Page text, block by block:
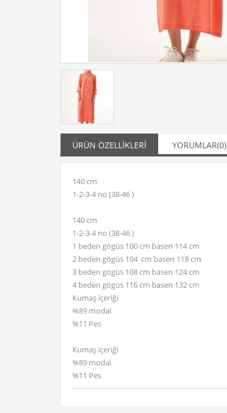
ÜRÜN ÖZELLIKLERI YORUMLAR(0)
140 cm
1-2-3-4 no (38-46 )
140 cm
1-2-3-4 no (38-46 )
1 beden gögüs 100 cm basen 114 cm
2 beden gögüs 104 cm basen 118 cm
3 beden gögüs 108 cm basen 124 cm
4 beden gögüs 116 cm basen 132 cm
Kumaş içeriği
%89 modal
%11 Pes
Kumaş içeriği
%89 modal
%11 Pes